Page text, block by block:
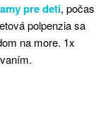
pre deti, počas
polpenzia sa
na more. 1x